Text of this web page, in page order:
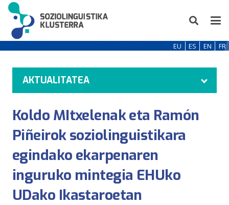
EU ES EN FR
AKTUALITATEA
Koldo MItxelenak eta Ramón
Piñeirok soziolinguistikara
egindako ekarpenaren
inguruko mintegia EHUko
UDako Ikastaroetan